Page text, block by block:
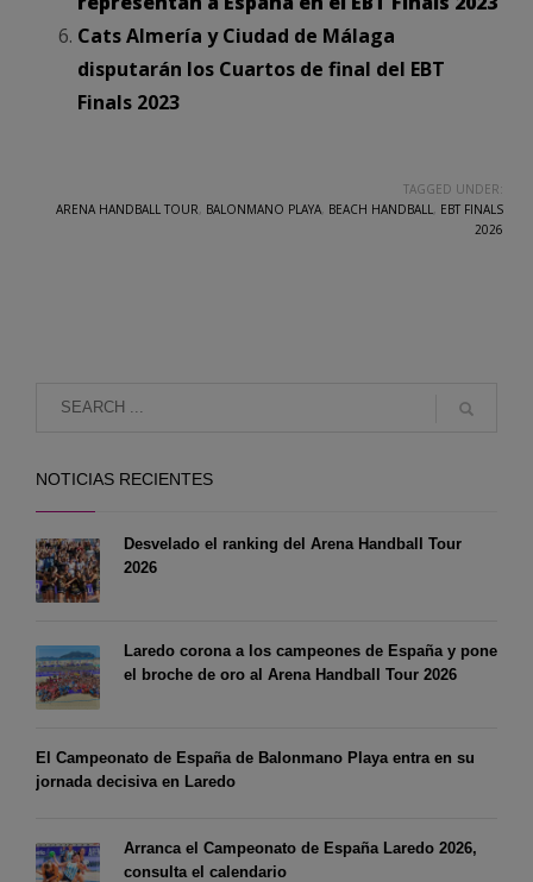
Cats Almería y Ciudad de Málaga
disputarán los Cuartos de final del EBT
Finals 2023
TAGGED UNDER:
ARENA HANDBALL TOUR, BALONMANO PLAYA, BEACH HANDBALL , EBT FINALS
2026
NOTICIAS RECIENTES
Desvelado el ranking del Arena Handball Tour
2026
Laredo corona a los campeones de España y pone
el broche de oro al Arena Handball Tour 2026
El Campeonato de España de Balonmano Playa entra en su
jornada decisiva en Laredo
Arranca el Campeonato de España Laredo 2026,
consulta el calendario